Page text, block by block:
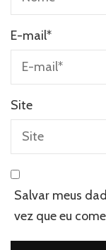
E-mail*
Site
Salvar meus
vez que eu